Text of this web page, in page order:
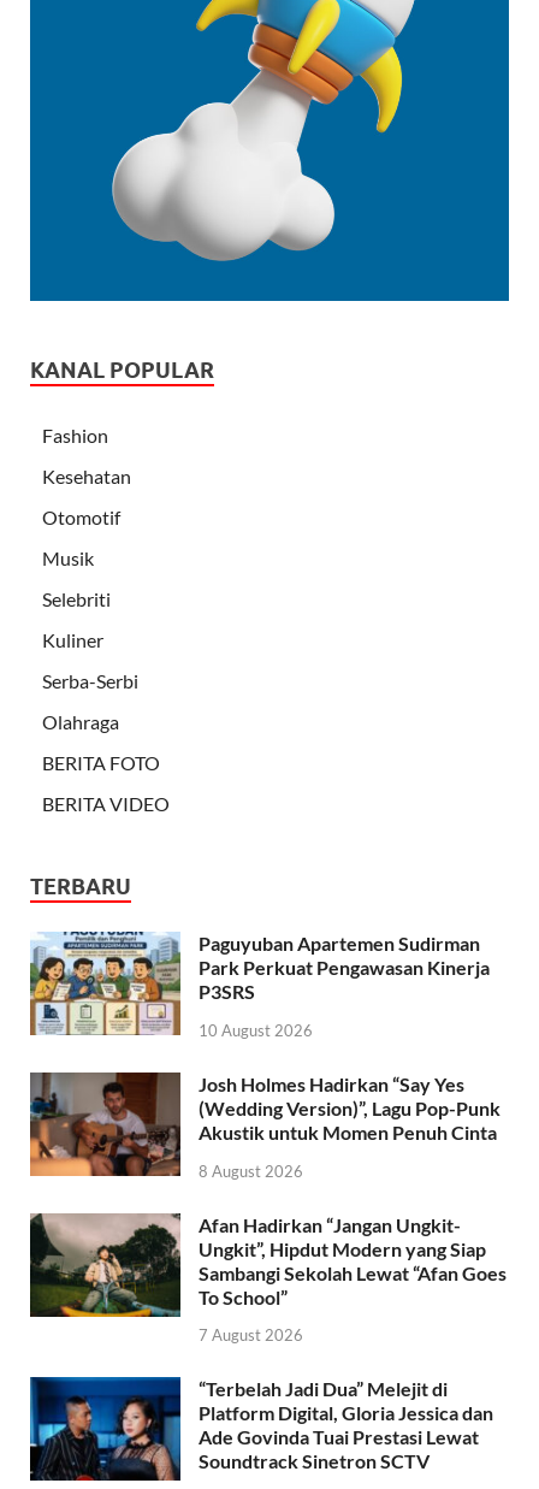
KANAL POPULAR
Fashion
Kesehatan
Otomotif
Musik
Selebriti
Kuliner
Serba-Serbi
Olahraga
BERITA FOTO
BERITA VIDEO
TERBARU
Paguyuban Apartemen Sudirman
Park Perkuat Pengawasan Kinerja
P3SRS
10 August 2026
Josh Holmes Hadirkan “Say Yes
(Wedding Version)”, Lagu Pop-Punk
Akustik untuk Momen Penuh Cinta
8 August 2026
Afan Hadirkan “Jangan Ungkit-
Ungkit”, Hipdut Modern yang Siap
Sambangi Sekolah Lewat “Afan Goes
To School”
7 August 2026
“Terbelah Jadi Dua” Melejit di
Platform Digital, Gloria Jessica dan
Ade Govinda Tuai Prestasi Lewat
Soundtrack Sinetron SCTV